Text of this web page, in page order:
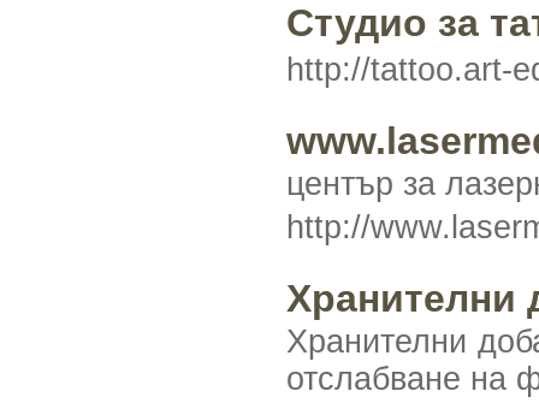
Студио за
http://tattoo.art-
център за
http://
Хранителни
Хранителни
отслабване на